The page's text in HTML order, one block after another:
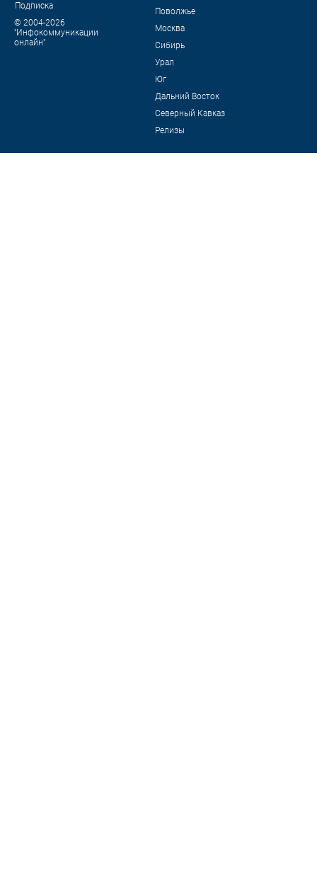
Подписка
© 2004-2026
"Инфокоммуникации
онлайн"
Поволжье
Москва
Сибирь
Урал
Юг
Дальний Восток
Северный Кавказ
Релизы